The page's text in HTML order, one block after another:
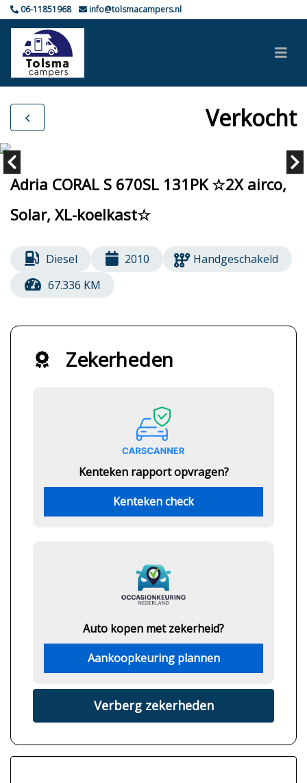
06-11851968 info@tolsmacampers.nl
Verkocht
Adria CORAL S 670SL 131PK ☆2X airco,
Solar, XL-koelkast☆
Diesel 2010
Handgeschakeld
67.336 KM
Zekerheden
Kenteken rapport opvragen?
Kenteken check
Auto kopen met zekerheid?
Aankoopkeuring plannen
Verberg zekerheden